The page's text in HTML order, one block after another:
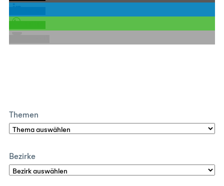
Themen
Bezirke